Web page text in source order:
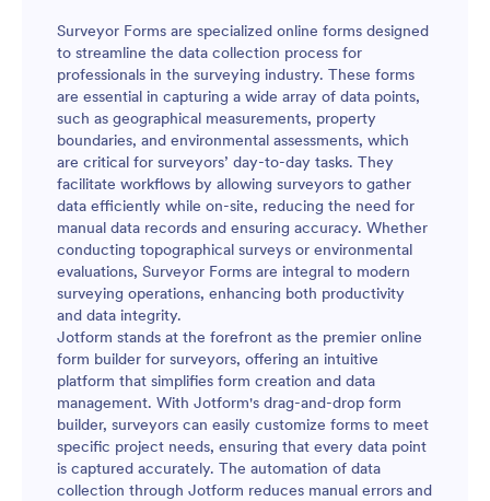
Surveyor Forms are specialized online forms designed
to streamline the data collection process for
professionals in the surveying industry. These forms
are essential in capturing a wide array of data points,
such as geographical measurements, property
boundaries, and environmental assessments, which
are critical for surveyors’ day-to-day tasks. They
facilitate workflows by allowing surveyors to gather
data efficiently while on-site, reducing the need for
manual data records and ensuring accuracy. Whether
conducting topographical surveys or environmental
evaluations, Surveyor Forms are integral to modern
surveying operations, enhancing both productivity
and data integrity.
Jotform stands at the forefront as the premier online
form builder for surveyors, offering an intuitive
platform that simplifies form creation and data
management. With Jotform's drag-and-drop form
builder, surveyors can easily customize forms to meet
specific project needs, ensuring that every data point
is captured accurately. The automation of data
collection through Jotform reduces manual errors and